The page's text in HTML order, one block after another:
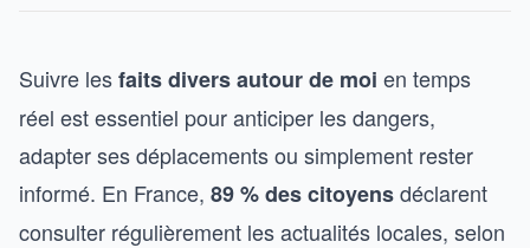
Suivre lesfaits divers autour de moi en temps
réel est essentiel pour anticiper les dangers,
adapter ses déplacements ou simplement rester
informé. En France, 89 % des citoyensdéclarent
consulter régulièrement les actualités locales, selon